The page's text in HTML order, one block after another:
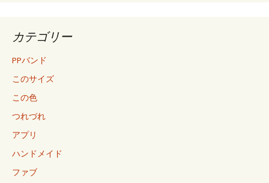
カテゴリー
PPバンド
このサイズ
この色
つれづれ
アプリ
ハンドメイド
ファブ